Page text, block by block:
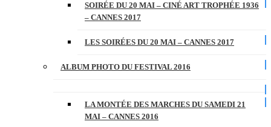
SOIRÉE DU 20 MAI – CINÉ ART TROPHÉE 1936
– CANNES 2017
LES SOIRÉES DU 20 MAI – CANNES 2017
ALBUM PHOTO DU FESTIVAL 2016
LA MONTÉE DES MARCHES DU SAMEDI 21
MAI – CANNES 2016